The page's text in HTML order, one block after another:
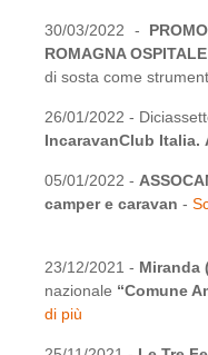
30/03/2022 -
ROMAGNA OSPITALE
di sosta come
26/01/2022 -
IncaravanClub Italia.
05/01/2022 -
camper e caravan -
23/12/2021 - Miranda
nazionale “Comune
di più